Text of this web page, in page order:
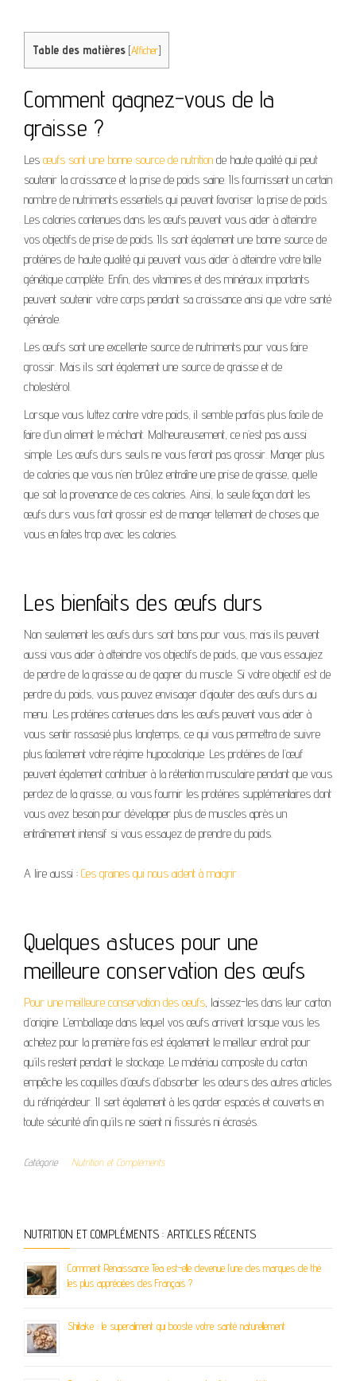
Table des matières [Afficher]
Comment gagnez-vous de la
graisse ?
Les œufs sont une bonne source de nutrition de haute qualité qui peut
soutenir la croissance et la prise de poids saine. Ils fournissent un certain
nombre de nutriments essentiels qui peuvent favoriser la prise de poids.
Les calories contenues dans les œufs peuvent vous aider à atteindre
vos objectifs de prise de poids. Ils sont également une bonne source de
protéines de haute qualité qui peuvent vous aider à atteindre votre taille
génétique complète. Enfin, des vitamines et des minéraux importants
peuvent soutenir votre corps pendant sa croissance ainsi que votre santé
générale.
Les œufs sont une excellente source de nutriments pour vous faire
grossir. Mais ils sont également une source de graisse et de
cholestérol.
Lorsque vous luttez contre votre poids, il semble parfois plus facile de
faire d’un aliment le méchant. Malheureusement, ce n’est pas aussi
simple. Les œufs durs seuls ne vous feront pas grossir. Manger plus
de calories que vous n’en brûlez entraîne une prise de graisse, quelle
que soit la provenance de ces calories. Ainsi, la seule façon dont les
œufs durs vous font grossir est de manger tellement de choses que
vous en faites trop avec les calories.
Les bienfaits des œufs durs
Non seulement les œufs durs sont bons pour vous, mais ils peuvent
aussi vous aider à atteindre vos objectifs de poids, que vous essayiez
de perdre de la graisse ou de gagner du muscle. Si votre objectif est de
perdre du poids, vous pouvez envisager d’ajouter des œufs durs au
menu. Les protéines contenues dans les œufs peuvent vous aider à
vous sentir rassasié plus longtemps, ce qui vous permettra de suivre
plus facilement votre régime hypocalorique. Les protéines de l’œuf
peuvent également contribuer à la rétention musculaire pendant que vous
perdez de la graisse, ou vous fournir les protéines supplémentaires dont
vous avez besoin pour développer plus de muscles après un
entraînement intensif si vous essayez de prendre du poids.
A lire aussi : Ces graines qui nous aident à maigrir
Quelques astuces pour une
meilleure conservation des œufs
Pour une meilleure conservation des oeufs, laissez-les dans leur carton
d’origine. L’emballage dans lequel vos œufs arrivent lorsque vous les
achetez pour la première fois est également le meilleur endroit pour
qu’ils restent pendant le stockage. Le matériau composite du carton
empêche les coquilles d’œufs d’absorber les odeurs des autres articles
du réfrigérateur. Il sert également à les garder espacés et couverts en
toute sécurité afin qu’ils ne soient ni fissurés ni écrasés.
Catégorie Nutrition et Compléments
NUTRITION ET COMPLÉMENTS : ARTICLES RÉCENTS
Comment Renaissance Tea est-elle devenue l’une des marques de thé
les plus appréciées des Français ?
Shiitake : le superaliment qui booste votre santé naturellement